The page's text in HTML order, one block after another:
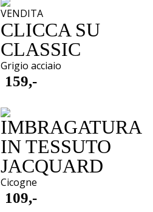
VENDITA
CLICCA SU
CLASSIC
Grigio acciaio
159,-
IMBRAGATURA
IN TESSUTO
JACQUARD
Cicogne
109,-